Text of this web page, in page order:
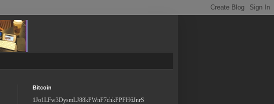
Bitcoin
1Jo1LFw3DysmLJ88kPWnF7chkPPFH6JnrS